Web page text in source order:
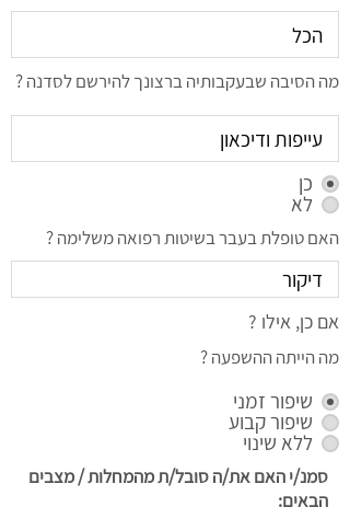
מה הסיבה שבעקבותיה ברצונך להירשם לסדנה ?
כן
לא
האם טופלת בעבר בשיטות רפואה משלימה ?
אם כן, אילו ?
מה הייתה ההשפעה ?
שיפור זמני
שיפור קבוע
ללא שינוי
סמנ/י האם את/ה סובל/ת מהמחלות / מצבים
הבאים: